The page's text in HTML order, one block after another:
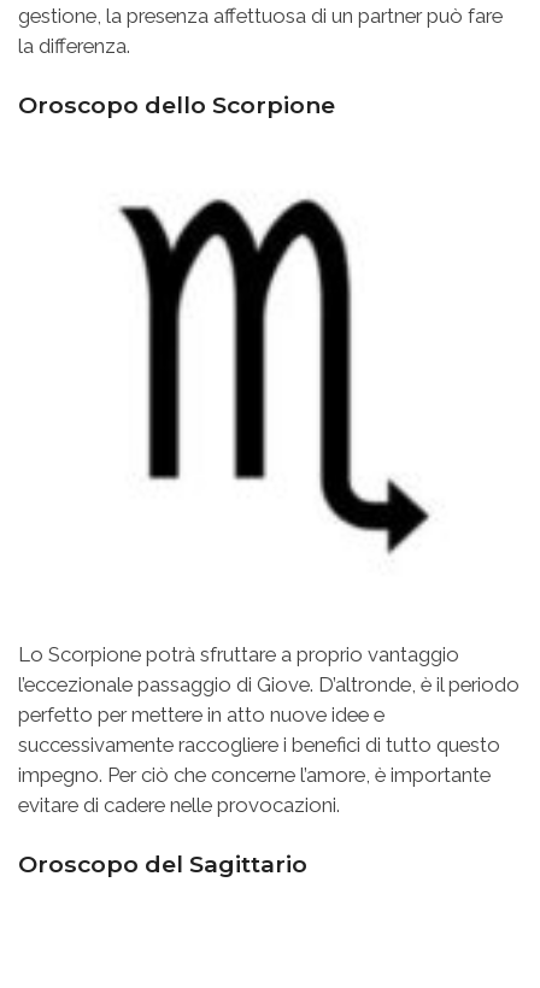
gestione, la presenza affettuosa di un partner può fare
la differenza.
Oroscopo dello Scorpione
Lo Scorpione potrà sfruttare a proprio vantaggio
l’eccezionale passaggio di Giove. D’altronde, è il periodo
perfetto per mettere in atto nuove idee e
successivamente raccogliere i benefici di tutto questo
impegno. Per ciò che concerne l’amore, è importante
evitare di cadere nelle provocazioni.
Oroscopo del Sagittario